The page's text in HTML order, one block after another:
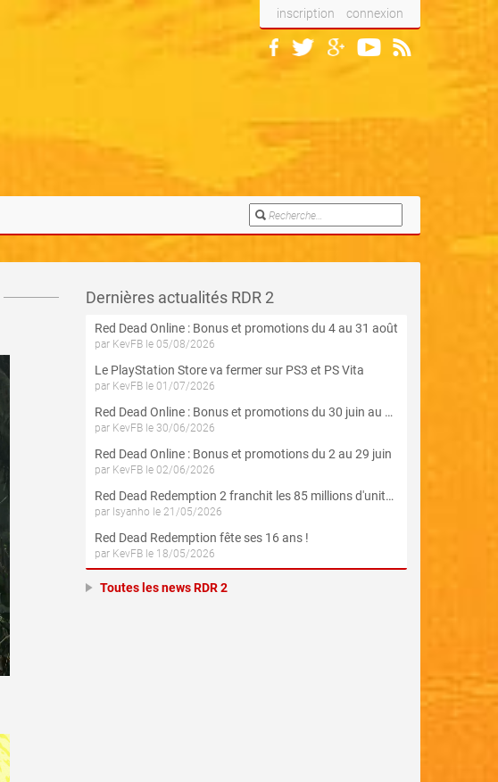
inscription connexion
Dernières actualités RDR 2
Red Dead Online : Bonus et promotions du 4 au 31 août
par KevFB le 05/08/2026
Le PlayStation Store va fermer sur PS3 et PS Vita
par KevFB le 01/07/2026
Red Dead Online : Bonus et promotions du 30 juin au 3 août (Spécial 4 Juillet)
par KevFB le 30/06/2026
Red Dead Online : Bonus et promotions du 2 au 29 juin
par KevFB le 02/06/2026
Red Dead Redemption 2 franchit les 85 millions d'unités écoulés
par Isyanho le 21/05/2026
Red Dead Redemption fête ses 16 ans !
par KevFB le 18/05/2026
Toutes les news RDR 2